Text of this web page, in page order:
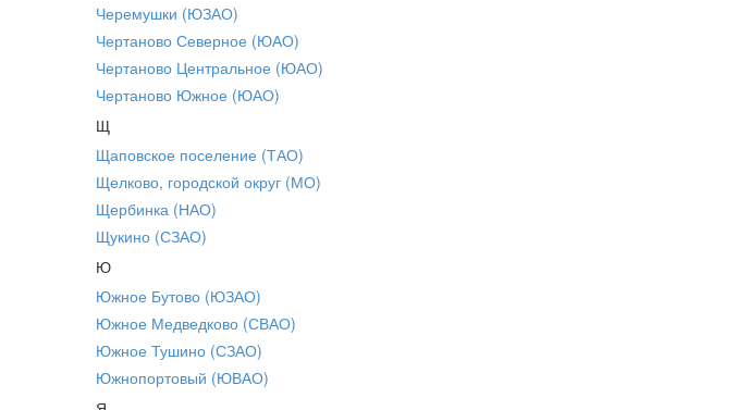
Черемушки (ЮЗАО)
Чертаново Северное (ЮАО)
Чертаново Центральное (ЮАО)
Чертаново Южное (ЮАО)
Щ
Щаповское поселение (ТАО)
Щелково, городской округ (МО)
Щербинка (НАО)
Щукино (СЗАО)
Ю
Южное Бутово (ЮЗАО)
Южное Медведково (СВАО)
Южное Тушино (СЗАО)
Южнопортовый (ЮВАО)